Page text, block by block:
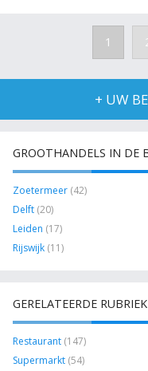
1
+ UW
GROOTHANDELS IN DE
Zoetermeer (42)
Delft (20)
Leiden (17)
Rijswijk (11)
GERELATEERDE
Restaurant (147)
Supermarkt (54)